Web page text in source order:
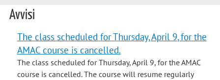
Avvisi
The class scheduled for Thursday, April 9, for the
AMAC course is cancelled.
The class scheduled for Thursday, April 9, for the AMAC
course is cancelled. The course will resume regularly